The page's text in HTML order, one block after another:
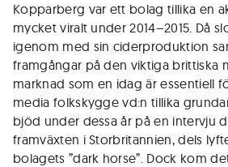
Kopparberg var ett bolag tillika en
mycket viralt under 2014–2015. Då
igenom med sin ciderproduktion
framgångar på den viktiga brittiska
marknad som en idag är essentiell
media folkskygge vd:n tillika
bjöd under dessa år på en intervju
framväxten i Storbritannien, dels
bolagets ”dark horse”. Dock kom